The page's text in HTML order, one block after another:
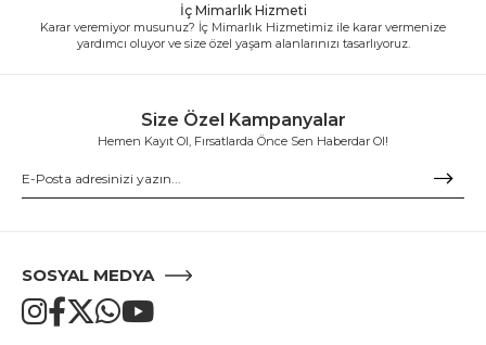
İç Mimarlık Hizmeti
Karar veremiyor musunuz? İç Mimarlık Hizmetimiz ile karar vermenize
yardımcı oluyor ve size özel yaşam alanlarınızı tasarlıyoruz.
Size Özel Kampanyalar
Hemen Kayıt Ol, Fırsatlarda Önce Sen Haberdar Ol!
SOSYAL MEDYA